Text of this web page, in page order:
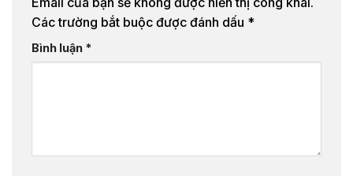
Các trường bắt buộc được đánh dấu *
Bình luận *